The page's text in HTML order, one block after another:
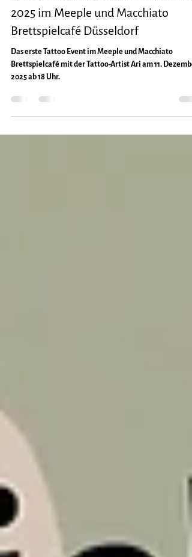
Tattoo Event mit Ari am 11.
2025 im Meeple und Macchiato
Brettspielcafé Düsseldorf
Das erste Tattoo Event im Meeple und Macchiato
2025 ab 18 Uhr.